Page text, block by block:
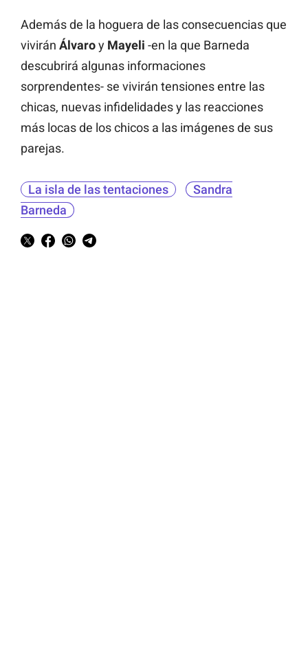
Además de la hoguera de las consecuencias que
vivirán Álvaroy Mayeli -en la que Barneda
descubrirá algunas informaciones
sorprendentes- se vivirán tensiones entre las
chicas, nuevas infidelidades y las reacciones
más locas de los chicos a las imágenes de sus
parejas.
La isla de las tentaciones
Sandra
Barneda